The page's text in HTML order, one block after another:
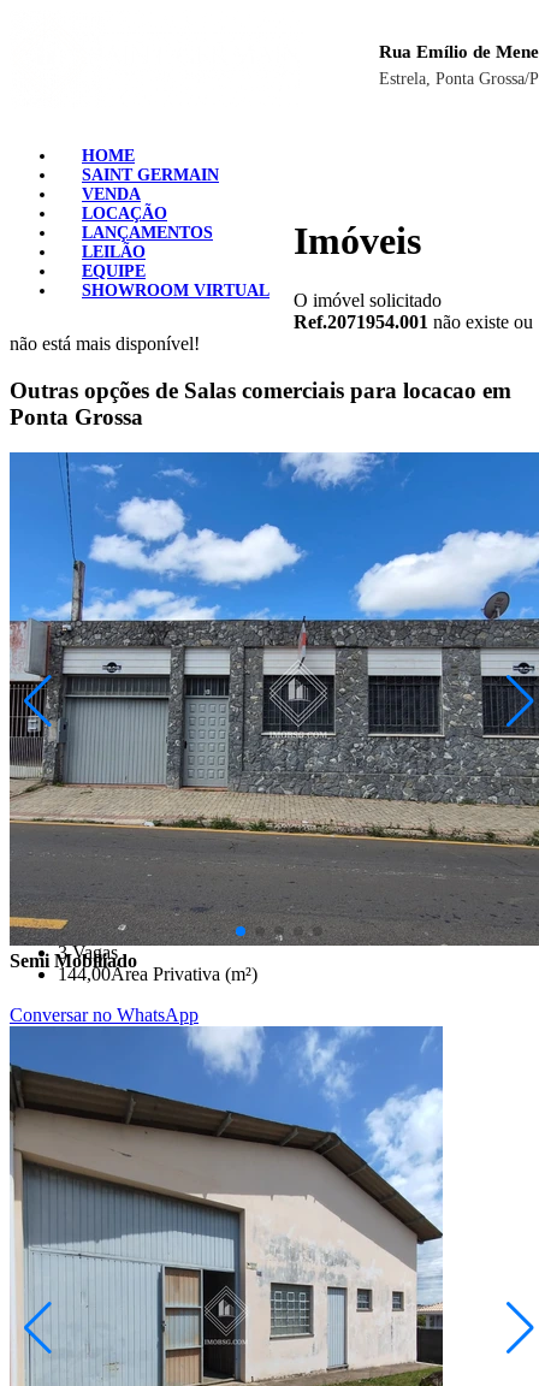
Rua Emílio de
Estrela, Ponta Grossa/
HOME
SAINT GERMAIN
VENDA
LOCAÇÃO
LANÇAMENTOS
LEILÃO
EQUIPE
SHOWROOM VIRTUAL
Imóveis
O imóvel solicitado
Ref.2071954.001 não existe ou
não está mais disponível!
Outras opções de Salas comerciais para locacao em
Ponta Grossa
Semi Mobiliado
Nova Rússia
R$ 5.500,00
SALA COMERCIAL PARA CLINICA AO LADO DO BOM
JESUS
Ponta Grossa/PR
2073013.001
3Vagas
144,00Área Privativa (m²)
Conversar no WhatsApp
Orfãs
R$ 5.000,00